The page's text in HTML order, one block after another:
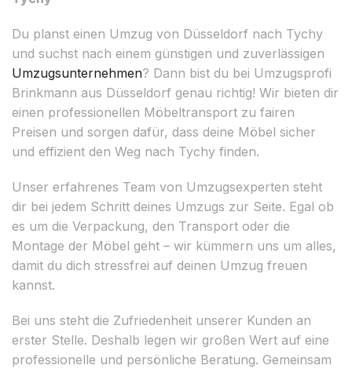
Du planst einen Umzug von Düsseldorf nach Tychy
und suchst nach einem günstigen und zuverlässigen
Umzugsunternehmen? Dann bist du bei Umzugsprofi
Brinkmann aus Düsseldorf genau richtig! Wir bieten dir
einen professionellen Möbeltransport zu fairen
Preisen und sorgen dafür, dass deine Möbel sicher
und effizient den Weg nach Tychy finden.
Unser erfahrenes Team von Umzugsexperten steht
dir bei jedem Schritt deines Umzugs zur Seite. Egal ob
es um die Verpackung, den Transport oder die
Montage der Möbel geht – wir kümmern uns um alles,
damit du dich stressfrei auf deinen Umzug freuen
kannst.
Bei uns steht die Zufriedenheit unserer Kunden an
erster Stelle. Deshalb legen wir großen Wert auf eine
professionelle und persönliche Beratung. Gemeinsam